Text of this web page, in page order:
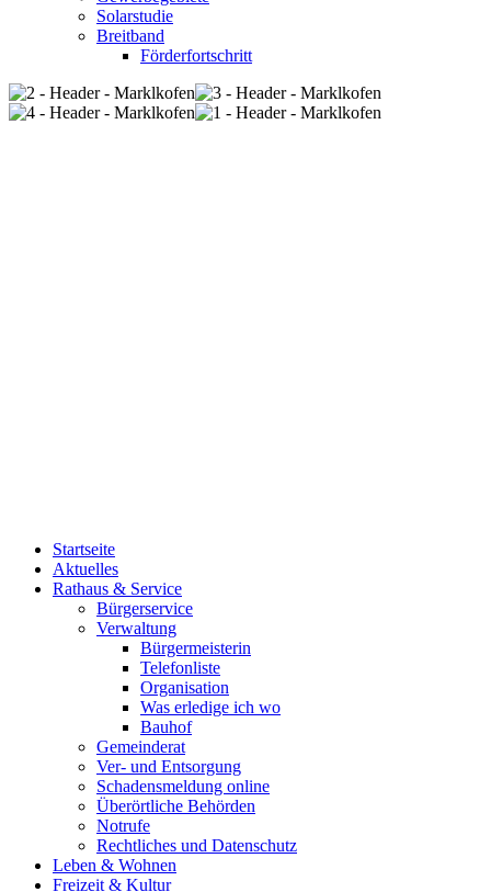
Solarstudie
Breitband
Förderfortschritt
Startseite
Aktuelles
Rathaus & Service
Bürgerservice
Verwaltung
Bürgermeisterin
Telefonliste
Organisation
Was erledige ich wo
Bauhof
Gemeinderat
Ver- und Entsorgung
Schadensmeldung online
Überörtliche Behörden
Notrufe
Rechtliches und Datenschutz
Leben & Wohnen
Freizeit & Kultur